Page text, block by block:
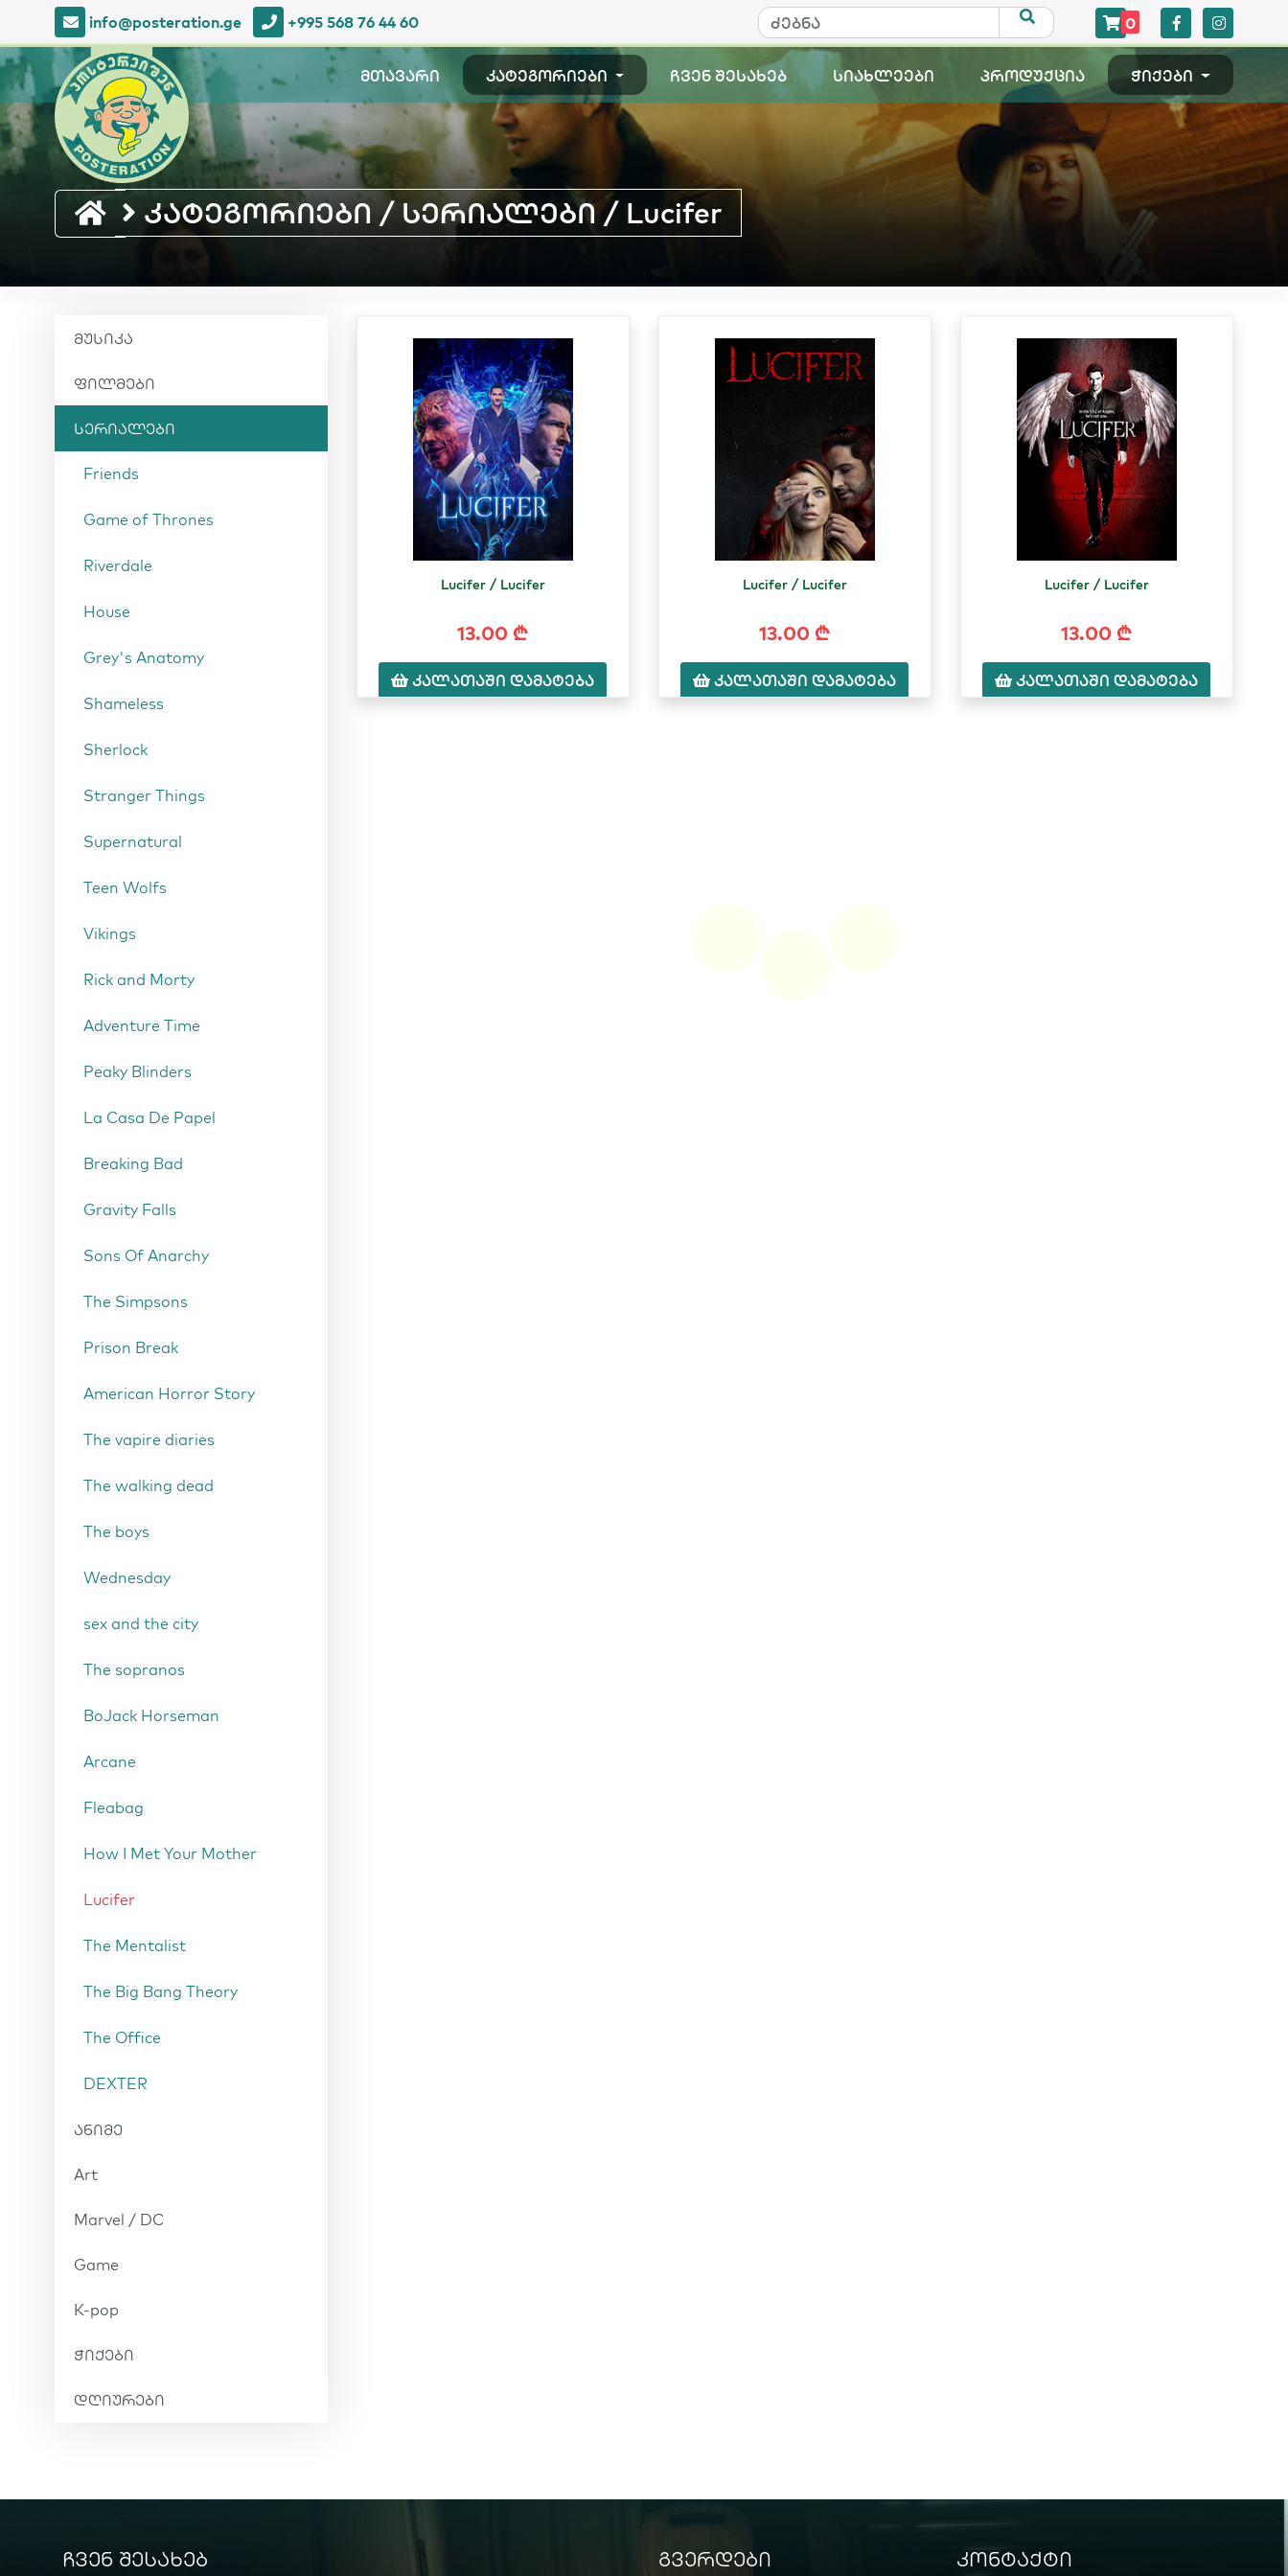
info@posteration.ge +995 568 76 44 60 0
მთავარი კატეგორიები ჩვენ შესახებ სიახლეები პროდუქცია ჭიქები
კატეგორიები / სერიალები / Lucifer
მუსიკა
ფილმები
სერიალები
Friends
Game of Thrones
Riverdale
House
Grey's Anatomy
Shameless
Sherlock
Stranger Things
Supernatural
Teen Wolfs
Vikings
Rick and Morty
Adventure Time
Peaky Blinders
La Casa De Papel
Breaking Bad
Gravity Falls
Sons Of Anarchy
The Simpsons
Prison Break
American Horror Story
The vapire diaries
The walking dead
The boys
Wednesday
sex and the city
The sopranos
BoJack Horseman
Arcane
Fleabag
How I Met Your Mother
Lucifer
The Mentalist
The Big Bang Theory
The Office
DEXTER
ანიმე
Art
Marvel / DC
Game
K-pop
ჭიქები
დღიურები
Lucifer / Lucifer
13.00 ₾
კალათაში დამატება
Lucifer / Lucifer
13.00 ₾
კალათაში დამატება
Lucifer / Lucifer
13.00 ₾
კალათაში დამატება
ჩვენ შესახებ გვერდები კონტაქტი